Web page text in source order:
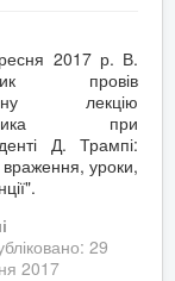
2017 р. В.
провів
лекцію
при
Д. Трампі:
уроки,
29
2017